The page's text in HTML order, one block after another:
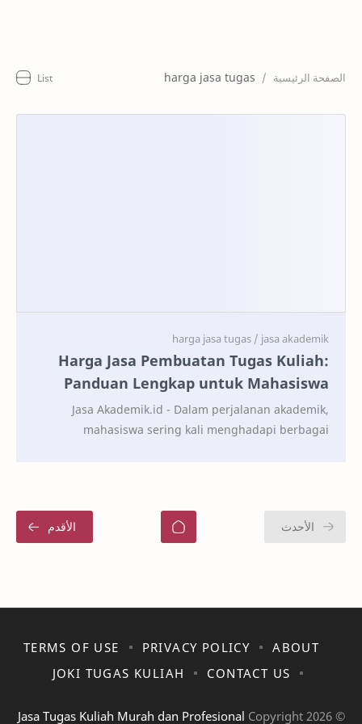
Keunggulan
Harga
harga jasa tugas
Harga Jasa Pembuatan Tugas Kuliah:
Panduan Lengkap untuk Mahasiswa
Jasa Akademik.id - Dalam perjalanan akademik,
mahasiswa sering kali menghadapi berbagai
ABOUT
PRIVACY POLICY
TERMS OF USE
CONTACT US
JOKI TUGAS KULIAH
© Copyright
2026
Jasa Tugas Kuliah Murah dan Profesional